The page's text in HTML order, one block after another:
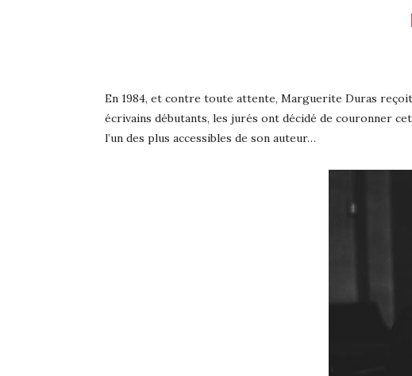
En 1984, et contre toute attente, Marguerite Duras
écrivains débutants, les jurés ont décidé de couronner
l’un des plus accessibles de son auteur…